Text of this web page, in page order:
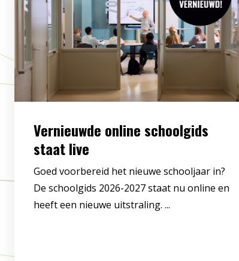
Vernieuwde online schoolgids
staat live
Goed voorbereid het nieuwe schooljaar in?
De schoolgids 2026-2027 staat nu online en
heeft een nieuwe uitstraling. ...